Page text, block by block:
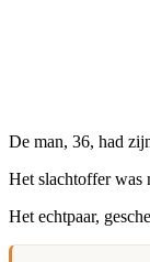
De man, 36, had
Het slachtoffer was
Het echtpaar,